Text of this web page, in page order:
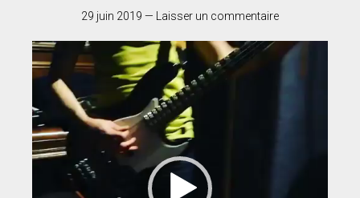
29 juin 2019 — Laisser un commentaire
Lecteur
vidéo